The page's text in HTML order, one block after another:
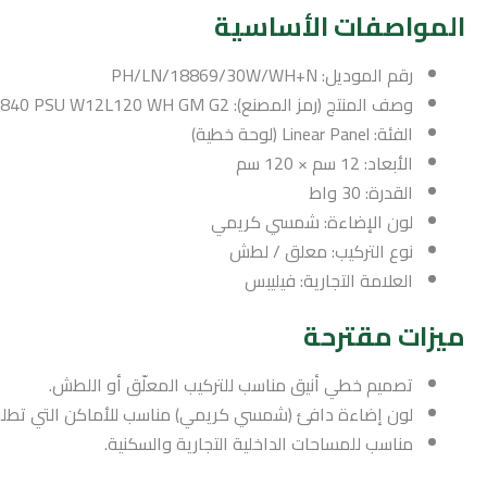
المواصفات الأساسية
رقم الموديل: PH/LN/18869/30W/WH+N
وصف المنتج (رمز المصنع): RC095V LED30S/840 PSU W12L120 WH GM G2
الفئة: Linear Panel (لوحة خطية)
الأبعاد: 12 سم × 120 سم
القدرة: 30 واط
لون الإضاءة: شمسي كريمي
نوع التركيب: معلق / لطش
العلامة التجارية: فيليبس
ميزات مقترحة
تصميم خطي أنيق مناسب للتركيب المعلّق أو اللطش.
لون إضاءة دافئ (شمسي كريمي) مناسب للأماكن التي
مناسب للمساحات الداخلية التجارية والسكنية.